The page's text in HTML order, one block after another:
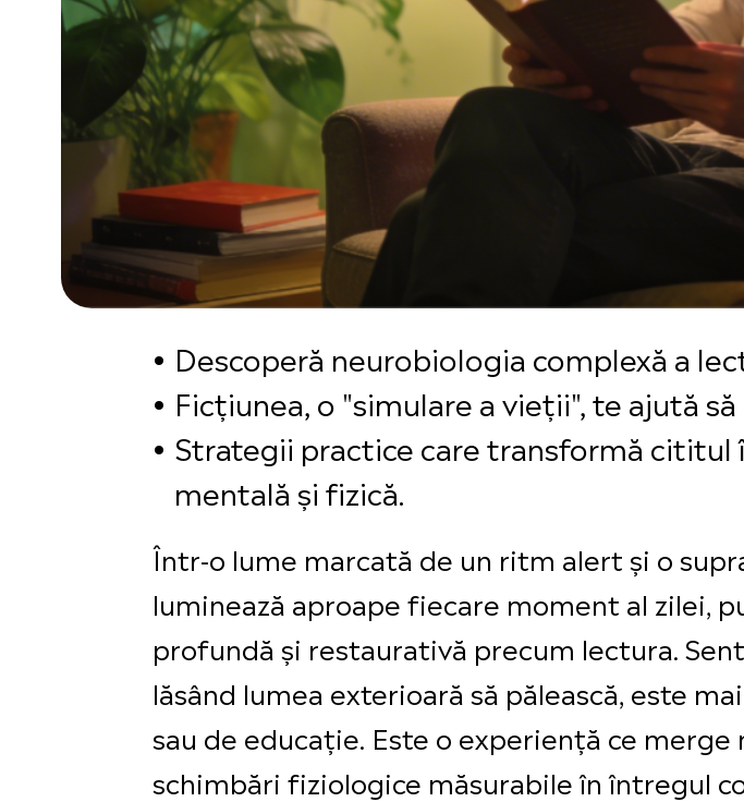
Descoperă neurobiologia complexă a
Ficțiunea, o "simulare a vieții", te ajută
Strategii practice care transformă
mentală și fizică.
Într-o lume marcată de un ritm alert și o
luminează aproape fiecare moment al zilei,
profundă și restaurativă precum lectura.
lăsând lumea exterioară să pălească, este
sau de educație. Este o experiență ce
schimbări fiziologice măsurabile în întregul